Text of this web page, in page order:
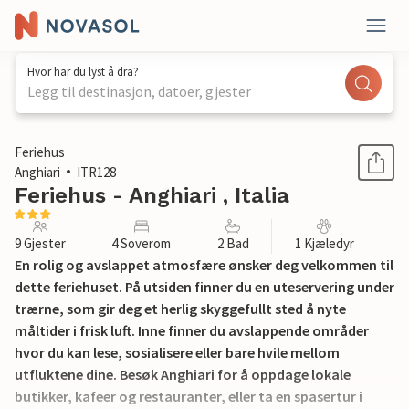
Hvor har du lyst å dra?
Legg til destinasjon, datoer, gjester
1 / 27
Feriehus
Anghiari
ITR128
Feriehus - Anghiari , Italia
9 Gjester 4 Soverom 2 Bad 1 Kjæledyr
En rolig og avslappet atmosfære ønsker deg velkommen til
dette feriehuset. På utsiden finner du en uteservering under
trærne, som gir deg et herlig skyggefullt sted å nyte
måltider i frisk luft. Inne finner du avslappende områder
hvor du kan lese, sosialisere eller bare hvile mellom
utfluktene dine. Besøk Anghiari for å oppdage lokale
butikker, kafeer og restauranter, eller ta en spasertur i